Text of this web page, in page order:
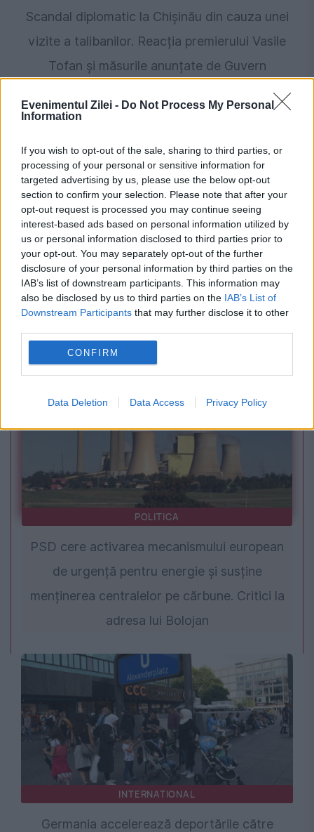
Evenimentul Zilei - Do Not Process My Personal
Information
If you wish to opt-out of the sale, sharing to third parties, or
processing of your personal or sensitive information for
targeted advertising by us, please use the below opt-out
section to confirm your selection. Please note that after your
opt-out request is processed you may continue seeing
interest-based ads based on personal information utilized by
us or personal information disclosed to third parties prior to
your opt-out. You may separately opt-out of the further
disclosure of your personal information by third parties on the
IAB’s list of downstream participants. This information may
also be disclosed by us to third parties on the IAB’s List of
Downstream Participants that may further disclose it to other
CONFIRM
Data Deletion Data Access Privacy Policy
Scandal diplomatic la Chișinău din cauza unei
vizite a talibanilor. Reacția premierului Vasile
Tofan și măsurile anunțate de Guvern
INTERNATIONAL
Scandal la Chișinău. O delegație a guvernului
taliban din Afganistan a primit vize pentru
Republica Moldova. Guvernul a cerut verificări
urgente
POLITICA
PSD cere activarea mecanismului european
de urgență pentru energie și susține
menținerea centralelor pe cărbune. Critici la
adresa lui Bolojan
INTERNATIONAL
Germania accelerează deportările către